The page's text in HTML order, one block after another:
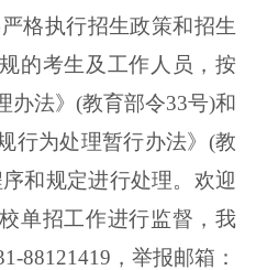
格执行招生政策和招生
的考生及工作人员，按
办法》(教育部令33号)和
行为处理暂行办法》(教
和规定进行处理。欢迎
单招工作进行监督，我
88121419，举报邮箱：